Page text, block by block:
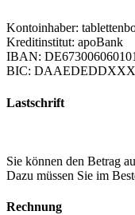
Kontoinhaber:
Kreditinstitut: apoBank
IBAN:
BIC: DAAEDEDDXXX
Lastschrift
Sie können den Betrag
Dazu müssen Sie im
Rechnung